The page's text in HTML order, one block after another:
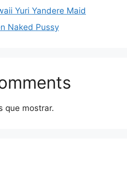
Yuri Yandere Maid
Naked Pussy
que mostrar.